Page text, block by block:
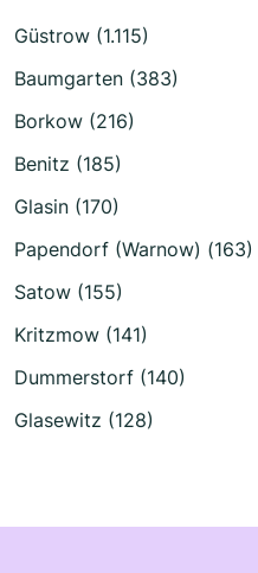
Güstrow (1.115)
Baumgarten (383)
Borkow (216)
Benitz (185)
Glasin (170)
Papendorf (Warnow) (163)
Satow (155)
Kritzmow (141)
Dummerstorf (140)
Glasewitz (128)